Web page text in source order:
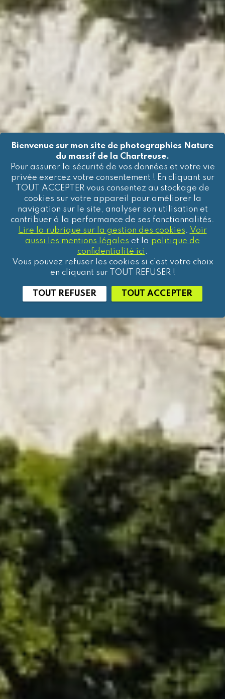
Paysages et panoramas du
massif de la Chartreuse.
Bienvenue sur mon site de photographies Nature
du massif de la Chartreuse.
Pour assurer la sécurité de vos données et votre vie
privée exercez votre consentement ! En cliquant sur
TOUT ACCEPTER vous consentez au stockage de
cookies sur votre appareil pour améliorer la
navigation sur le site, analyser son utilisation et
contribuer à la performance de ses fonctionnalités.
Lire la rubrique sur la gestion des cookies. Voir
aussi les mentions légales et la politique de
confidentialité ici .
Vous pouvez refuser les cookies si c'est votre choix
en cliquant sur TOUT REFUSER !
TOUT REFUSER TOUT ACCEPTER